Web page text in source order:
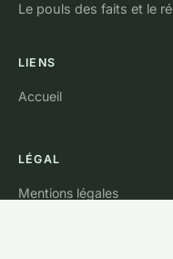
Le pouls des faits et le
LIENS
Accueil
LÉGAL
Mentions légales